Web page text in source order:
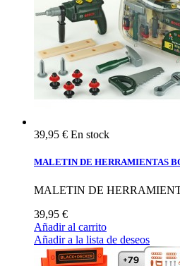
39,95 € En stock
MALETIN DE HERRAMIENTAS
MALETIN DE
39,95 €
Añadir al carrito
Añadir a la lista de deseos